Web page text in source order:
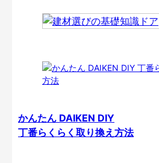
かんたん DAIKEN DIY
丁番らくらく取り換え方法